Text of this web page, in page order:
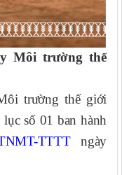
Môi trường thế
trường thế giới
số 01 ban hành
TTTTngày